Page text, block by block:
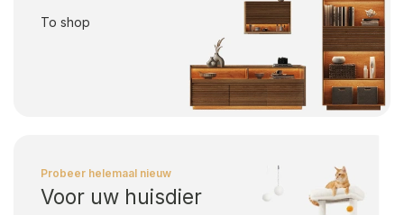
To shop
Probeer helemaal nieuw
Voor uw huisdier